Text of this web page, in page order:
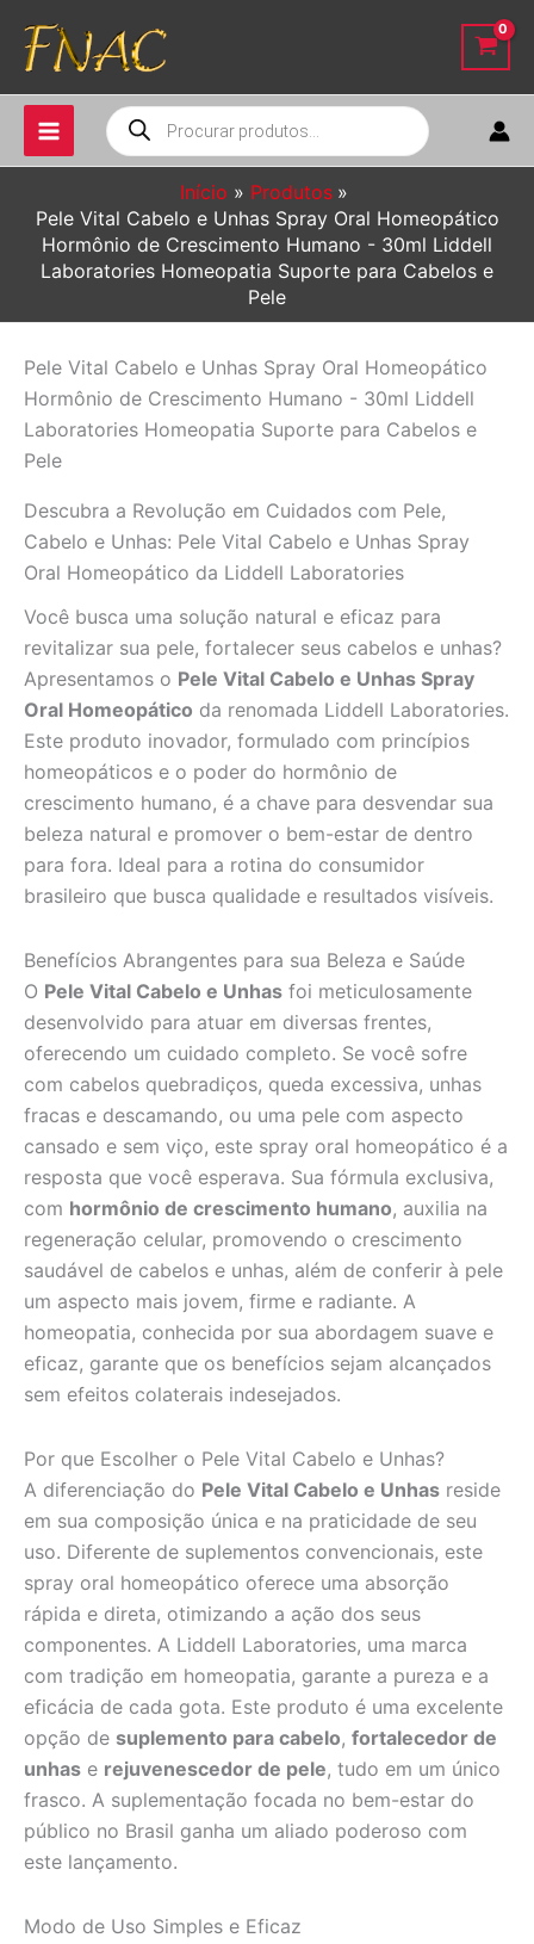
para
conteúdo
Pesquisar
produtos
Início
Produtos
Pele Vital Cabelo e Unhas Spray Oral Homeopático
Hormônio de Crescimento Humano - 30ml Liddell
Laboratories Homeopatia Suporte para Cabelos e
Pele
Pele Vital Cabelo e Unhas Spray Oral Homeopático
Hormônio de Crescimento Humano - 30ml Liddell
Laboratories Homeopatia Suporte para Cabelos e
Pele
Descubra a Revolução em Cuidados com Pele,
Cabelo e Unhas: Pele Vital Cabelo e Unhas Spray
Oral Homeopático da Liddell Laboratories
Você busca uma solução natural e eficaz para
revitalizar sua pele, fortalecer seus cabelos e unhas?
Apresentamos o Pele Vital Cabelo e Unhas Spray
Oral Homeopático da renomada Liddell Laboratories.
Este produto inovador, formulado com princípios
homeopáticos e o poder do hormônio de
crescimento humano, é a chave para desvendar sua
beleza natural e promover o bem-estar de dentro
para fora. Ideal para a rotina do consumidor
brasileiro que busca qualidade e resultados visíveis.
Benefícios Abrangentes para sua Beleza e Saúde
O Pele Vital Cabelo e Unhas foi meticulosamente
desenvolvido para atuar em diversas frentes,
oferecendo um cuidado completo. Se você sofre
com cabelos quebradiços, queda excessiva, unhas
fracas e descamando, ou uma pele com aspecto
cansado e sem viço, este spray oral homeopático é a
resposta que você esperava. Sua fórmula exclusiva,
com hormônio de crescimento humano, auxilia na
regeneração celular, promovendo o crescimento
saudável de cabelos e unhas, além de conferir à pele
um aspecto mais jovem, firme e radiante. A
homeopatia, conhecida por sua abordagem suave e
eficaz, garante que os benefícios sejam alcançados
sem efeitos colaterais indesejados.
Por que Escolher o Pele Vital Cabelo e Unhas?
A diferenciação do Pele Vital Cabelo e Unhas reside
em sua composição única e na praticidade de seu
uso. Diferente de suplementos convencionais, este
spray oral homeopático oferece uma absorção
rápida e direta, otimizando a ação dos seus
componentes. A Liddell Laboratories, uma marca
com tradição em homeopatia, garante a pureza e a
eficácia de cada gota. Este produto é uma excelente
opção de suplemento para cabelo, fortalecedor de
unhas e rejuvenescedor de pele, tudo em um único
frasco. A suplementação focada no bem-estar do
público no Brasil ganha um aliado poderoso com
este lançamento.
Modo de Uso Simples e Eficaz